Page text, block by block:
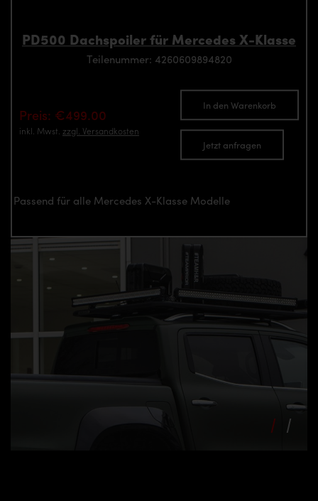
PD500 Dachspoiler für Mercedes X-Klasse
Teilenummer: 4260609894820
Preis: €499.00
inkl. Mwst. zzgl. Versandkosten
In den Warenkorb
Jetzt anfragen
Passend für alle Mercedes X-Klasse Modelle